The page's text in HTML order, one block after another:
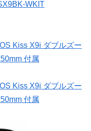
WKIT
Kiss X9i ダブルズー
付属
Kiss X9i ダブルズー
付属